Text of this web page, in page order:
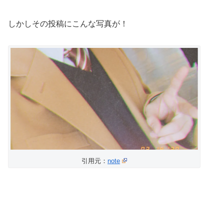
しかしその投稿にこんな写真が！
引用元：note